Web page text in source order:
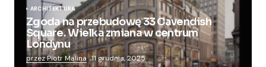
ARCHITEKTURA
Zgoda na przebudowę 33 Cavendish
Square. Wielka zmiana w centrum
Londynu
przez Piotr Malina 11 grudnia, 2025